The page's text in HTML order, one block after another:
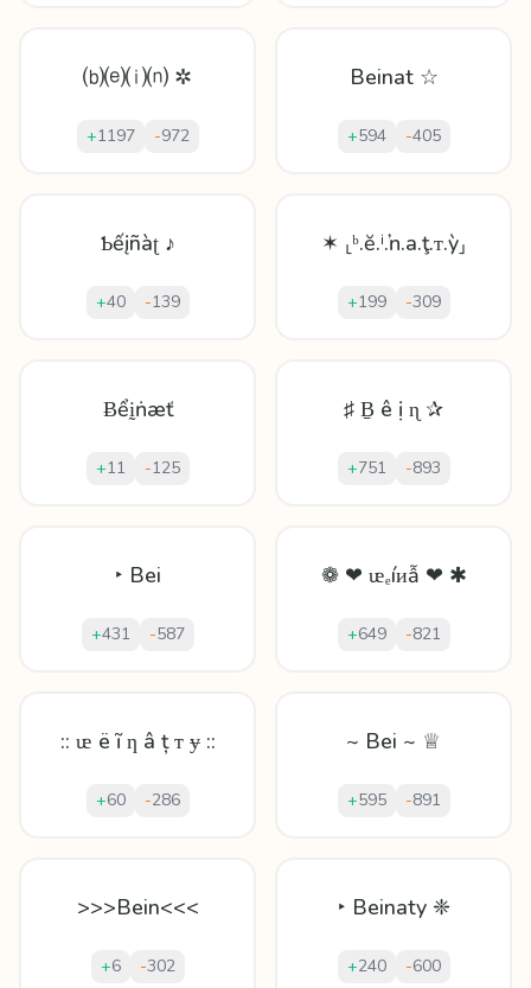
⒝⒠⒤⒩ ✲
+1197 -972
Beinat ☆
+594 -405
Ƅếįñàʈ ♪
+40 -139
✶ ⸤ᵇ.ĕ.ⁱ.ŉ.a.ţ.ᴛ.ỳ⸥
+199 -309
Ƀểḭṅæť
+11 -125
♯ Ḇ ê ị ɳ ✰
+751 -893
‣ Bei
+431 -587
❁ ❤ ᵫₑíᴎẫ ❤ ✱
+649 -821
:: ᵫ ë ĩ ƞ â ț ᴛ ɏ ::
+60 -286
~ Bei ~ ♕
+595 -891
>>>Bein<<<
+6 -302
‣ Beinaty ❈
+240 -600